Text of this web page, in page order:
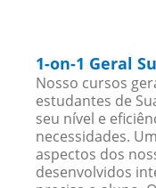
1-on-1 Geral
Nosso cursos
estudantes de
seu nível e
necessidades.
aspectos dos
desenvolvidos